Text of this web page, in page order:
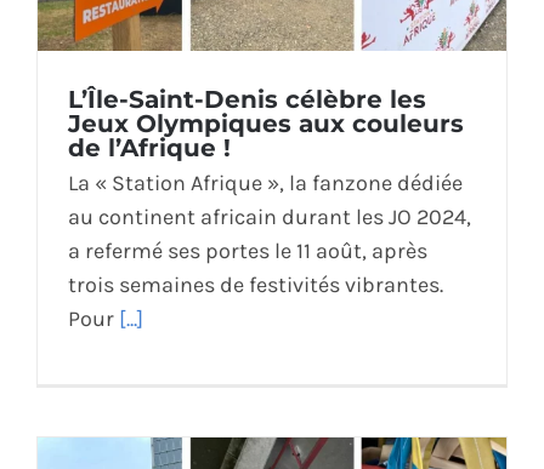
L’Île-Saint-Denis célèbre les
Jeux Olympiques aux couleurs
de l’Afrique !
La « Station Afrique », la fanzone dédiée
au continent africain durant les JO 2024,
a refermé ses portes le 11 août, après
trois semaines de festivités vibrantes.
Pour [...]